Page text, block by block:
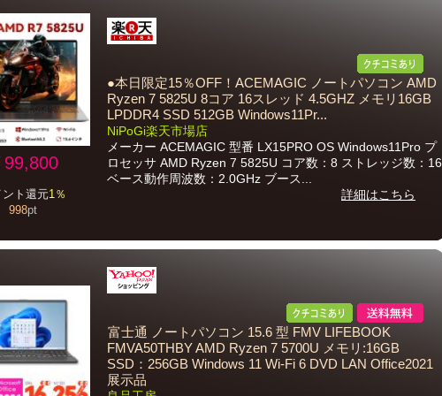
99,800
ト還元1％
998pt
●本日限定15％OFF！ACEMAGIC ノートパソコン AMD
Ryzen 7 5825U 8コア 16スレッド 4.5GHZ メモリ16GB
LPDDR4 SSD 512GB Windows11Pr...
NiPoGi楽天市場店
メーカー ACEMAGIC 型番 LX15PRO OS Windows11Pro プ
ロセッサ AMD Ryzen 7 5825U コア数：8 ストレッジ数：16
ベース動作周波数：2.0GHz ブース...
詳細はこちら
富士通 ノートパソコン 15.6 型 FMV LIFEBOOK
FMVA50THBY AMD Ryzen 7 5700U メモリ:16GB
SSD：256GB Windows 11 Wi-Fi 6 DVD LAN Office2021
展示品